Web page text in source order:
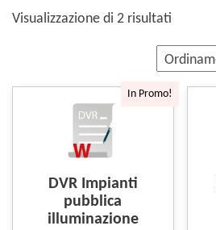
Visualizzazione di 2 risultati
In Promo!
DVR Impianti
pubblica
illuminazione